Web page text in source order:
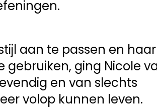
aan te passen en haar
gebruiken, ging Nicole
en van slechts
volop kunnen leven.